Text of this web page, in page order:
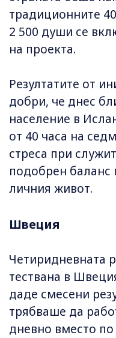
традиционните
2 500 души се
на проекта.
Резултатите от
добри, че днес
население в
от 40 часа на
стреса при
подобрен баланс
личния живот.
Швеция
Четиридневната
тествана в
даде смесени
трябваше да
дневно вместо